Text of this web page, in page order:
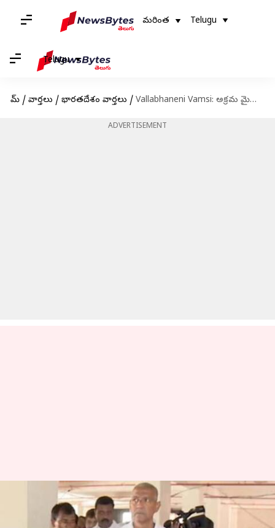
మరింత Telugu
Telugu
హోమ్ / వార్తలు / భారతదేశం వార్తలు / Vallabhaneni Vamsi: అక్రమ మైనింగ్‌ కేసులో..సుప్రీంకోర్టులో వల్లభనేని వంశీకి చుక్కెదురు
ADVERTISEMENT
Vallabhaneni Vamsi: అక్రమ
మైనింగ్‌ కేసులో..సుప్రీంకోర్టులో